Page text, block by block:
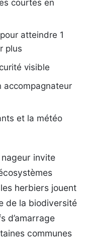
courtes en
atteindre 1
plus
visible
accompagnateur
et la météo
invite
herbiers jouent
de la biodiversité
d’amarrage
communes